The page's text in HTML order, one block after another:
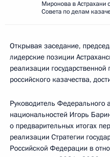
Миронова в Астрахани
Совета по делам
Открывая заседание,
лидерские позиции
реализации
российского казачества,
Руководитель Федерального
национальностей Игорь
о предварительных итогах
реализации Стратегии
Российской Федерации в